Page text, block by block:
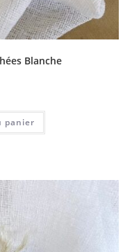
Blanche
panier